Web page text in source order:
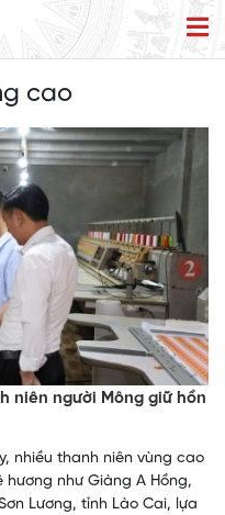
cao
niên người Mông giữ hồn
nhiều thanh niên vùng cao
như Giàng A Hồng,
Lương, tỉnh Lào Cai, lựa